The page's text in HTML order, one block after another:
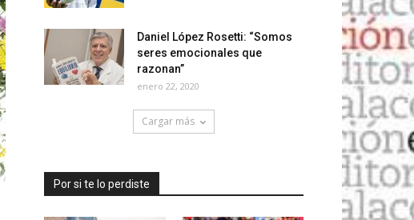
Daniel López Rosetti: “Somos
seres emocionales que
razonan”
enero 22, 2020
Cargar más
Por si te lo perdiste